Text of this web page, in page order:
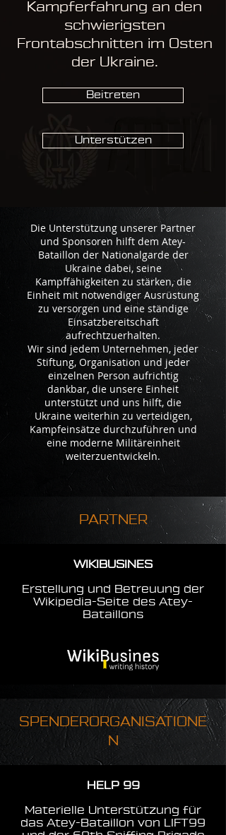
Kampferfahrung an den
schwierigsten
Frontabschnitten im Osten
der Ukraine.
Beitreten
Unterstützen
Die Unterstützung unserer Partner
und Sponsoren hilft dem Atey-
Bataillon der Nationalgarde der
Ukraine dabei, seine
Kampffähigkeiten zu stärken, die
Einheit mit notwendiger Ausrüstung
zu versorgen und eine ständige
Einsatzbereitschaft
aufrechtzuerhalten.
Wir sind jedem Unternehmen, jeder
Stiftung, Organisation und jeder
einzelnen Person aufrichtig
dankbar, die unsere Einheit
unterstützt und uns hilft, die
Ukraine weiterhin zu verteidigen,
Kampfeinsätze durchzuführen und
eine moderne Militäreinheit
weiterzuentwickeln.
PARTNER
WIKIBUSINES
Erstellung und Betreuung der
Wikipedia-Seite des Atey-
Bataillons
SPENDERORGANISATIONE
N
HELP 99
Materielle Unterstützung für
das Atey-Bataillon von LIFT99